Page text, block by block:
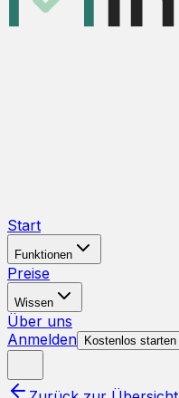
Start
Funktionen
Preise
Wissen
Über uns
Anmelden
Kostenlos starten